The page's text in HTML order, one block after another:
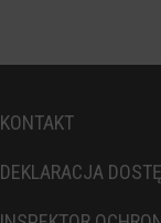
KONTAKT
DEKLARACJA